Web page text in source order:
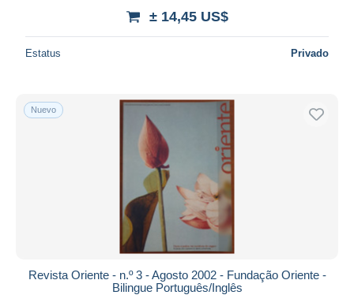
± 14,45 US$
Estatus Privado
Nuevo
Revista Oriente - n.º 3 - Agosto 2002 - Fundação Oriente -
Bilingue Português/Inglês